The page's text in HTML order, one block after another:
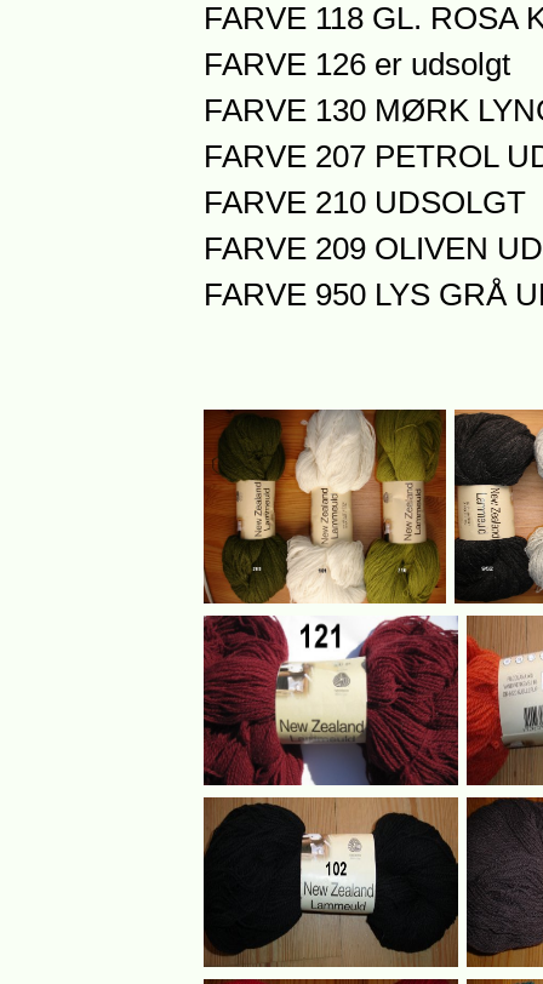
FARVE 118 GL. ROSA
FARVE 126 er udsolgt
FARVE 130 MØRK
FARVE 207 PETROL
FARVE 210 UDSOLGT
FARVE 209 OLIVEN
FARVE 950 LYS GRÅ